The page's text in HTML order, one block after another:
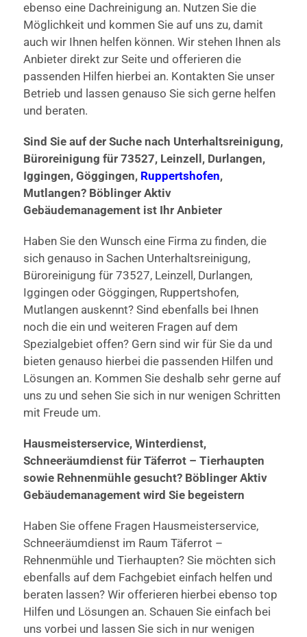
ebenso eine Dachreinigung an. Nutzen Sie die
Möglichkeit und kommen Sie auf uns zu, damit
auch wir Ihnen helfen können. Wir stehen Ihnen als
Anbieter direkt zur Seite und offerieren die
passenden Hilfen hierbei an. Kontakten Sie unser
Betrieb und lassen genauso Sie sich gerne helfen
und beraten.
Sind Sie auf der Suche nach Unterhaltsreinigung,
Büroreinigung für 73527, Leinzell, Durlangen,
Iggingen, Göggingen, Ruppertshofen,
Mutlangen? Böblinger Aktiv
Gebäudemanagement ist Ihr Anbieter
Haben Sie den Wunsch eine Firma zu finden, die
sich genauso in Sachen Unterhaltsreinigung,
Büroreinigung für 73527, Leinzell, Durlangen,
Iggingen oder Göggingen, Ruppertshofen,
Mutlangen auskennt? Sind ebenfalls bei Ihnen
noch die ein und weiteren Fragen auf dem
Spezialgebiet offen? Gern sind wir für Sie da und
bieten genauso hierbei die passenden Hilfen und
Lösungen an. Kommen Sie deshalb sehr gerne auf
uns zu und sehen Sie sich in nur wenigen Schritten
mit Freude um.
Hausmeisterservice, Winterdienst,
Schneeräumdienst für Täferrot – Tierhaupten
sowie Rehnenmühle gesucht? Böblinger Aktiv
Gebäudemanagement wird Sie begeistern
Haben Sie offene Fragen Hausmeisterservice,
Schneeräumdienst im Raum Täferrot –
Rehnenmühle und Tierhaupten? Sie möchten sich
ebenfalls auf dem Fachgebiet einfach helfen und
beraten lassen? Wir offerieren hierbei ebenso top
Hilfen und Lösungen an. Schauen Sie einfach bei
uns vorbei und lassen Sie sich in nur wenigen